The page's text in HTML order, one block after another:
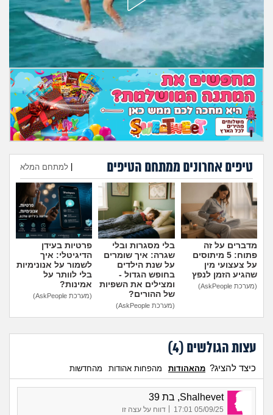
טיפים אחרונים ממתחם הטיפים למתחם המלא
הוספת טיפ
מדברים על זה
פתוח: 5 מיתוסים
על צעצועי מין
שהגיע הזמן לנפץ
(מערכת AskPeople)
בלי מסגרות ובלי
שגרה: איך שומרים
על שנת הילדים
בחופש הגדול -
ומצילים את השפיות
של ההורים?
(מערכת AskPeople)
פרטיות בעידן
הדיגיטלי: איך
לשמור על אנונימיות
בלי לוותר על
אמינות?
(מערכת AskPeople)
עצות הגולשים (4
)
כיצד להציג? מהאהודות מהפחות אהודות מהחדשות
Shalhevet, בת 39
05/09/25 17:01 דווח על עצה זו